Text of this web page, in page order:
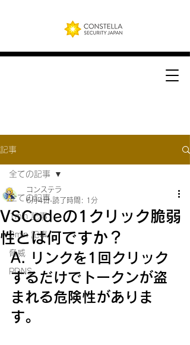
記事
全ての記事
1min 記事
3min 記事
脅威
PDNS
全ての記事
VSCodeの1クリック脆弱
性とは何ですか？
コンステラ
6月4日 読了時間: 1分
A. リンクを1回クリック
するだけでトークンが盗
まれる危険性がありま
す。